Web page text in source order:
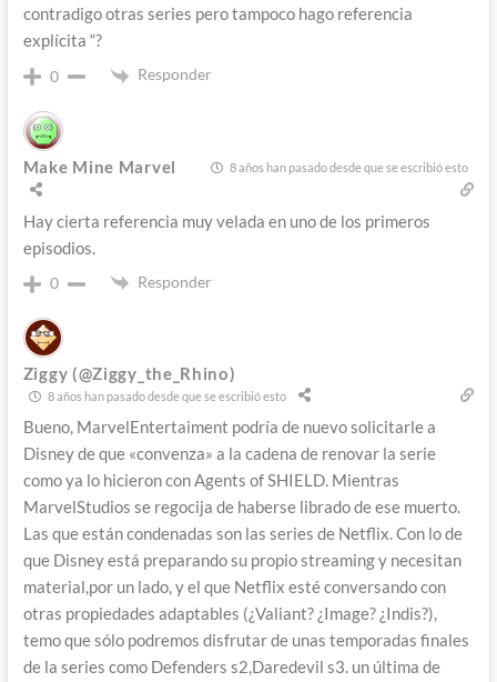
contradigo otras series pero tampoco hago referencia
explícita “?
0 Responder
Make Mine Marvel 8 años han pasado desde que se escribió esto
Hay cierta referencia muy velada en uno de los primeros
episodios.
0 Responder
Ziggy (@Ziggy_the_Rhino)
8 años han pasado desde que se escribió esto
Bueno, MarvelEntertaiment podría de nuevo solicitarle a
Disney de que «convenza» a la cadena de renovar la serie
como ya lo hicieron con Agents of SHIELD. Mientras
MarvelStudios se regocija de haberse librado de ese muerto.
Las que están condenadas son las series de Netflix. Con lo de
que Disney está preparando su propio streaming y necesitan
material,por un lado, y el que Netflix esté conversando con
otras propiedades adaptables (¿Valiant? ¿Image? ¿Indis?),
temo que sólo podremos disfrutar de unas temporadas finales
de la series como Defenders s2,Daredevil s3. un última de